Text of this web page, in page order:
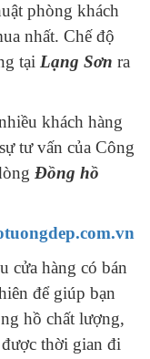
phòng khách
nhất. Chế độ
tại Lạng Sơn ra
khách hàng
tư vấn của Công
Đồng hồ
cửa hàng có bán
để giúp bạn
hồ chất lượng,
thời gian đi